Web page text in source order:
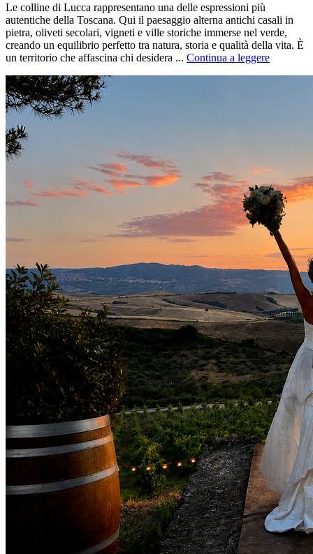
Le colline di Lucca rappresentano una delle espressioni più
autentiche della Toscana. Qui il paesaggio alterna antichi casali in
pietra, oliveti secolari, vigneti e ville storiche immerse nel verde,
creando un equilibrio perfetto tra natura, storia e qualità della vita. È
un territorio che affascina chi desidera ... Continua a leggere